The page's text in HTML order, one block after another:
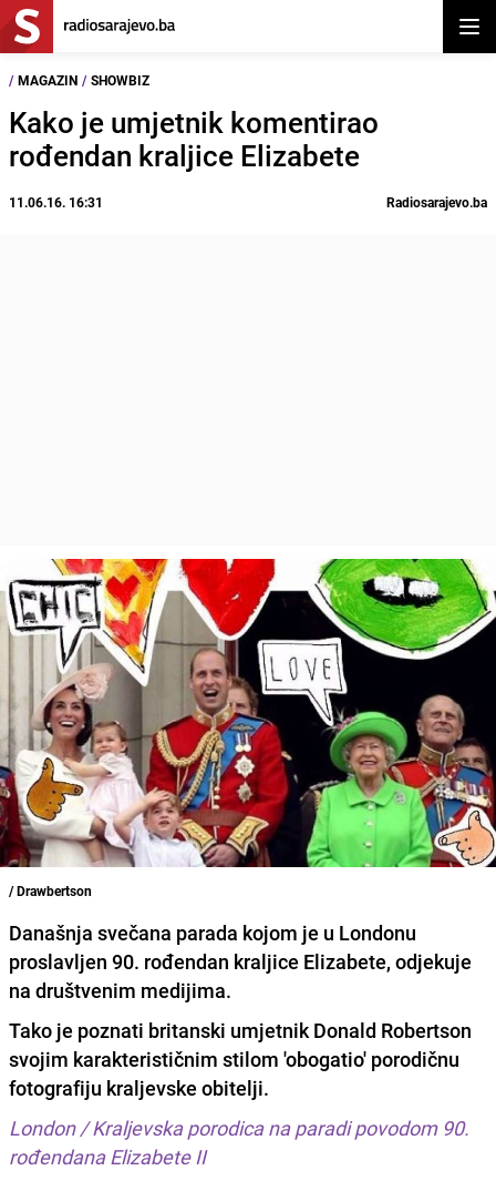
/ MAGAZIN / SHOWBIZ
Kako je umjetnik komentirao
rođendan kraljice Elizabete
11.06.16. 16:31 Radiosarajevo.ba
/ Drawbertson
Današnja svečana parada kojom je u Londonu
proslavljen 90. rođendan kraljice Elizabete, odjekuje
na društvenim medijima.
Tako je poznati britanski umjetnik Donald Robertson
svojim karakterističnim stilom 'obogatio' porodičnu
fotografiju kraljevske obitelji.
London / Kraljevska porodica na paradi povodom 90.
rođendana Elizabete II